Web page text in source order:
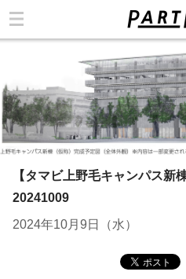
【タマビ上野毛キャンパス新
20241009
2024年10月9日（水）